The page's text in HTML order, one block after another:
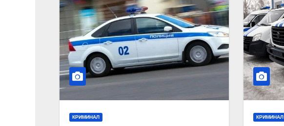
КРИМИНАЛ КРИМИНАЛ